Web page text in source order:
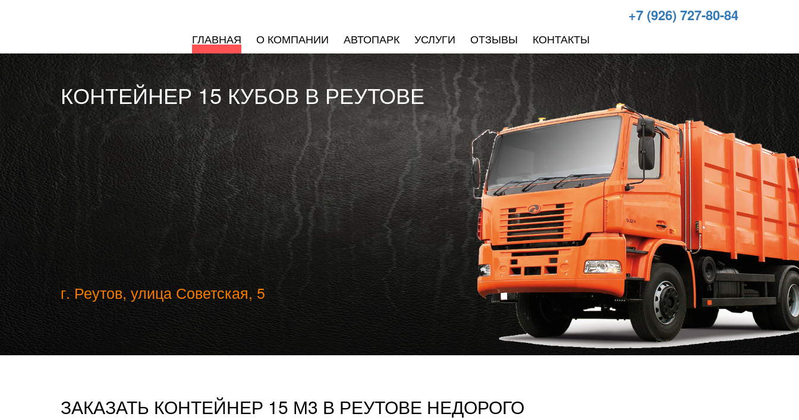
ГЛАВНАЯ О КОМПАНИИ АВТОПАРК УСЛУГИ ОТЗЫВЫ КОНТАКТЫ
+7 (926) 727-80-84
КОНТЕЙНЕР 15 КУБОВ В РЕУТОВЕ
г. Реутов, улица Советская, 5
ЗАКАЗАТЬ КОНТЕЙНЕР 15 М3 В РЕУТОВЕ НЕДОРОГО